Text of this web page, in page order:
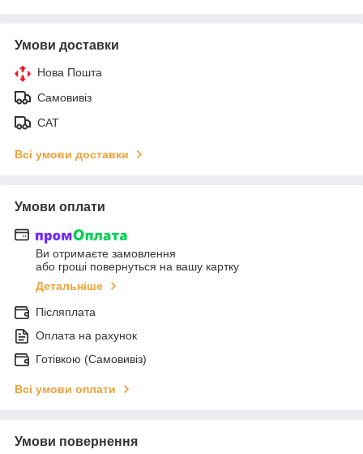
Умови доставки
Нова Пошта
Самовивіз
САТ
Всі умови доставки
Умови оплати
Ви отримаєте замовлення
або гроші повернуться на вашу картку
Детальніше
Післяплата
Оплата на рахунок
Готівкою (Самовивіз)
Всі умови оплати
Умови повернення